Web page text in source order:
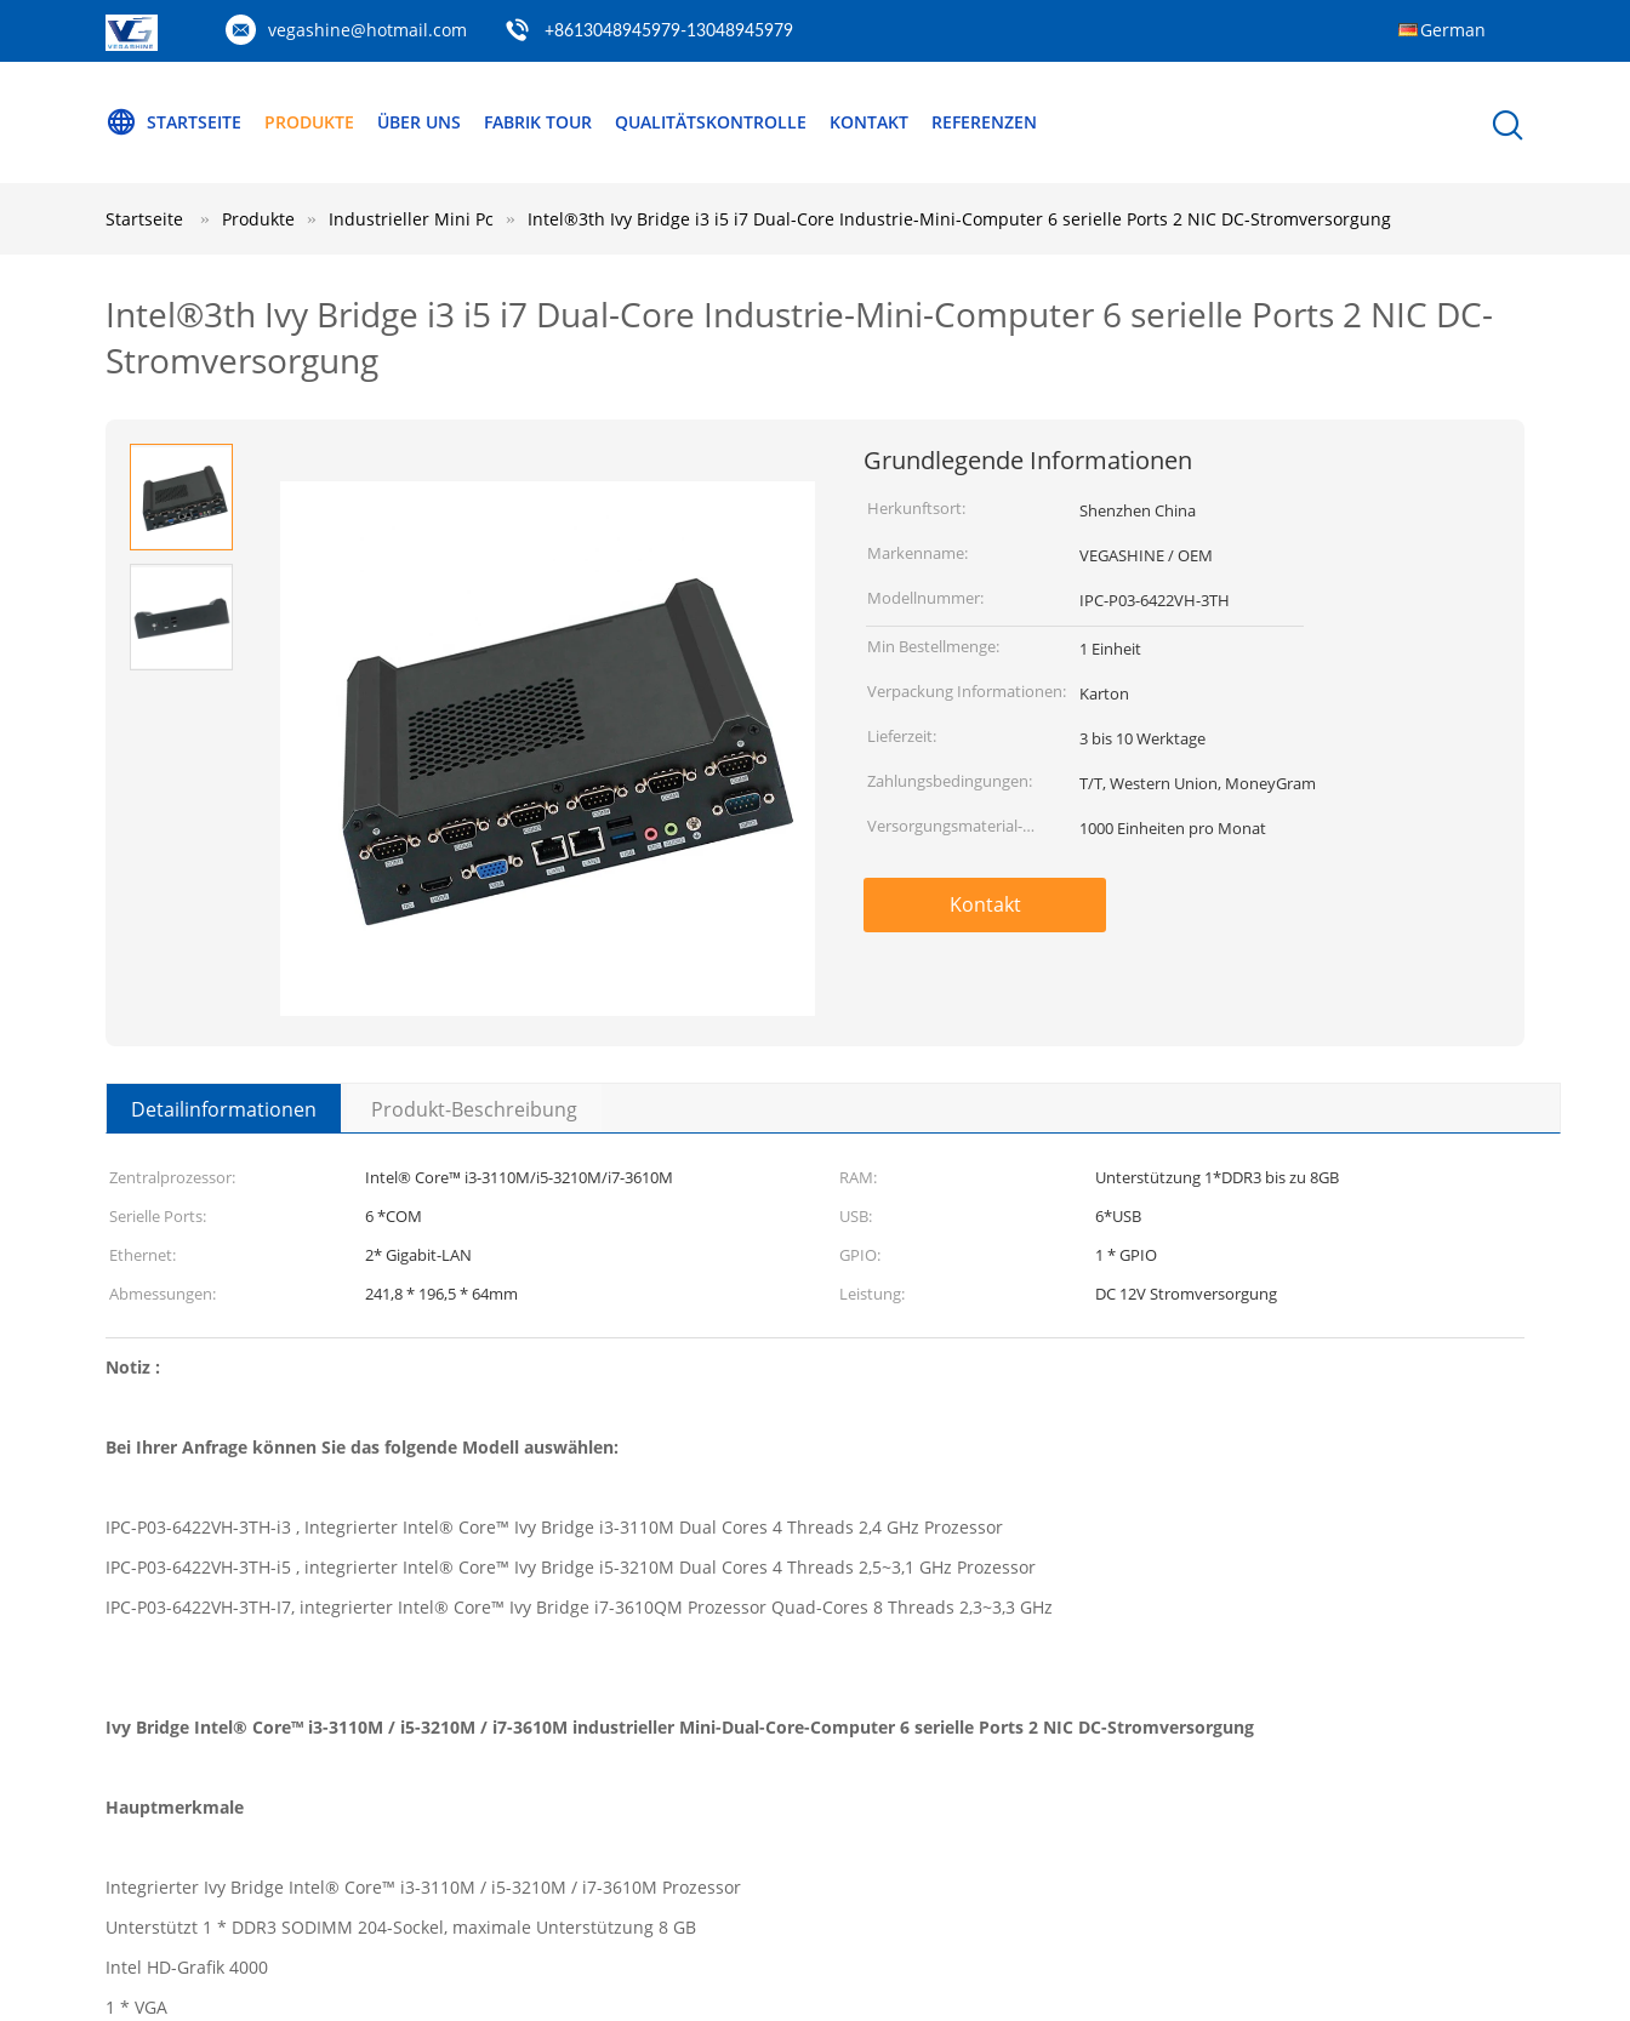
vegashine@hotmail.com +8613048945979-13048945979 German
STARTSEITE PRODUKTE ÜBER UNS FABRIK TOUR QUALITÄTSKONTROLLE KONTAKT REFERENZEN
Startseite Produkte Industrieller Mini Pc Intel®3th Ivy Bridge i3 i5 i7 Dual-Core Industrie-Mini-Computer 6 serielle Ports 2 NIC DC-Stromversorgung
Intel®3th Ivy Bridge i3 i5 i7 Dual-Core Industrie-Mini-Computer 6 serielle Ports 2 NIC DC-
Stromversorgung
Grundlegende Informationen
Herkunftsort:
Shenzhen China
Markenname:
VEGASHINE / OEM
Modellnummer:
IPC-P03-6422VH-3TH
Min Bestellmenge:
1 Einheit
Verpackung Informationen:
Karton
Lieferzeit:
3 bis 10 Werktage
Zahlungsbedingungen:
T/T, Western Union, MoneyGram
Versorgungsmaterial-
1000 Einheiten pro Monat
Kontakt
Detailinformationen Produkt-Beschreibung
Zentralprozessor: Intel® Core™ i3-3110M/i5-3210M/i7-3610M RAM:
Unterstützung 1*DDR3 bis zu 8GB
Serielle Ports:
6 *COM USB:
6*USB
Ethernet:
2* Gigabit-LAN GPIO:
1 * GPIO
Abmessungen:
241,8 * 196,5 * 64mm Leistung: DC 12V Stromversorgung
Notiz :
Bei Ihrer Anfrage können Sie das folgende Modell auswählen:
IPC-P03-6422VH-3TH-i3 , Integrierter Intel® Core™ Ivy Bridge i3-3110M Dual Cores 4 Threads 2,4 GHz Prozessor
IPC-P03-6422VH-3TH-i5 , integrierter Intel® Core™ Ivy Bridge i5-3210M Dual Cores 4 Threads 2,5~3,1 GHz Prozessor
IPC-P03-6422VH-3TH-I7, integrierter Intel® Core™ Ivy Bridge i7-3610QM Prozessor Quad-Cores 8 Threads 2,3~3,3 GHz
Ivy Bridge Intel® Core™ i3-3110M / i5-3210M / i7-3610M industrieller Mini-Dual-Core-Computer 6 serielle Ports 2 NIC DC-Stromversorgung
Hauptmerkmale
Integrierter Ivy Bridge Intel® Core™ i3-3110M / i5-3210M / i7-3610M Prozessor
Unterstützt 1 * DDR3 SODIMM 204-Sockel, maximale Unterstützung 8 GB
Intel HD-Grafik 4000
1 * VGA